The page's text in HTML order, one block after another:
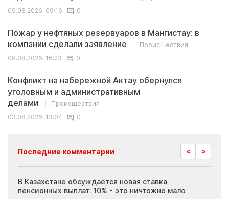
09.08.2026, 09:16
0
Пожар у нефтяных резервуаров в Мангистау: в
компании сделали заявление
Происшествия
08.08.2026, 16:23
0
Конфликт на набережной Актау обернулся
уголовным и административным
делами
Происшествия
03.08.2026, 13:04
0
Последние комментарии < >
В Казахстане обсуждается новая ставка
пенсионных выплат: 10% - это ничтожно мало